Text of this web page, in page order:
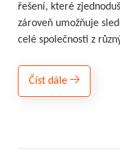
řešení, které
zároveň umožňuje
celé společnosti z
Číst dále